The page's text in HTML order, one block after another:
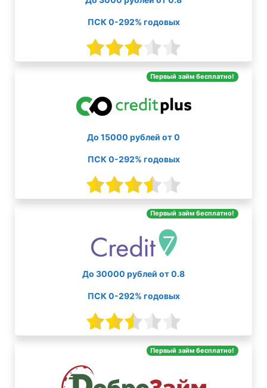
ПСК 0-292% годовых
Первый займ бесплатно!
До 15000 рублей от 0
ПСК 0-292% годовых
Первый займ бесплатно!
До 30000 рублей от 0.8
ПСК 0-292% годовых
Первый займ бесплатно!